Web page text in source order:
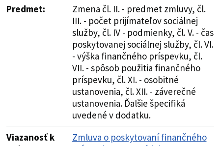
Predmet:
Zmena čl. II. - predmet zmluvy, čl.
III. - počet prijímateľov sociálnej
služby, čl. IV - podmienky, čl. V. - čas
poskytovanej sociálnej služby, čl. VI.
- výška finančného príspevku, čl.
VII. - spôsob použitia finančného
príspevku, čl. XI. - osobitné
ustanovenia, čl. XII. - záverečné
ustanovenia. Ďalšie špecifiká
uvedené v dodatku.
Viazanosť k
Zmluva o poskytovaní finančného